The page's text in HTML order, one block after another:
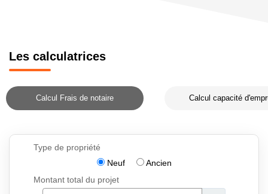
Les calculatrices
Calcul Frais de notaire Calcul capacité